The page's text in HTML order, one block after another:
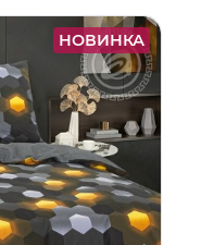
НОВИНКА